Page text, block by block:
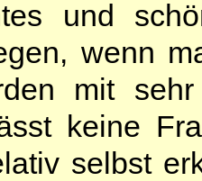
und
wenn
mit
keine
selbst